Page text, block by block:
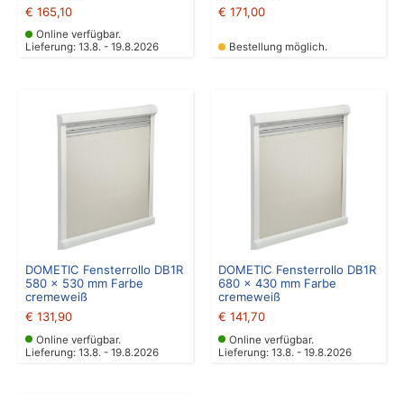
€ 165,10
Online verfügbar.
Lieferung: 13.8. - 19.8.2026
€ 171,00
Bestellung möglich.
DOMETIC Fensterrollo DB1R
580 x 530 mm Farbe
cremeweiß
€ 131,90
Online verfügbar.
Lieferung: 13.8. - 19.8.2026
DOMETIC Fensterrollo DB1R
680 x 430 mm Farbe
cremeweiß
€ 141,70
Online verfügbar.
Lieferung: 13.8. - 19.8.2026